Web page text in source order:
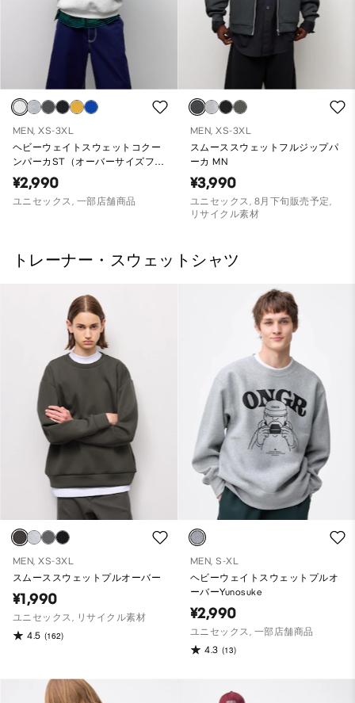
MEN, XS-3XL
ヘビーウェイトスウェットコクー
ンパーカST（オーバーサイズフィ
ット）
¥2,990
ユニセックス, 一部店舗商品
MEN, XS-3XL
スムーススウェットフルジップパ
ーカ MN
¥3,990
ユニセックス, 8月下旬販売予定,
リサイクル素材
トレーナー・スウェットシャツ
MEN, XS-3XL
スムーススウェットプルオーバー
¥1,990
ユニセックス, リサイクル素材
4.5 (162)
MEN, S-XL
ヘビーウェイトスウェットプルオ
ーバーYunosuke
¥2,990
ユニセックス, 一部店舗商品
4.3 (13)